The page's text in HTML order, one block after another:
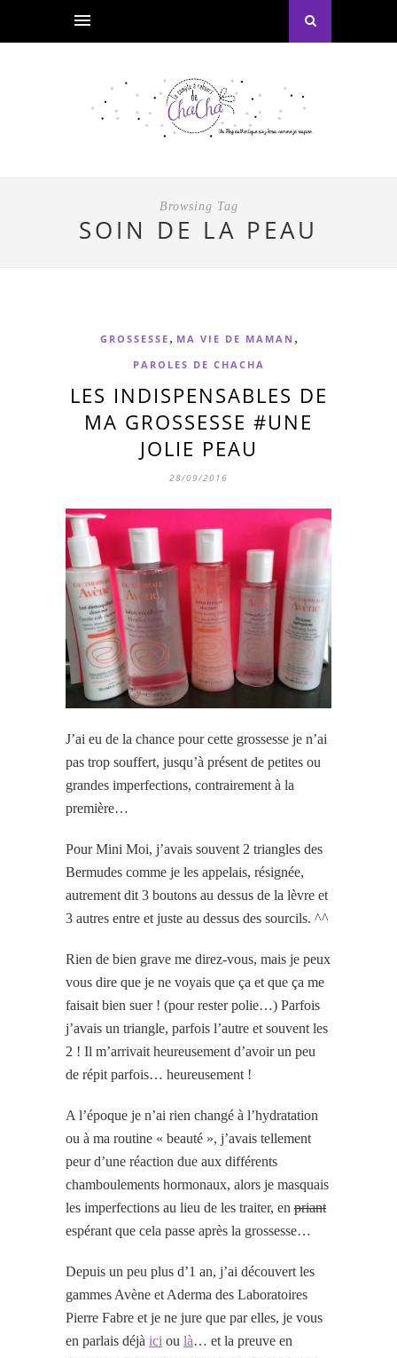
Browsing Tag
SOIN DE LA PEAU
GROSSESSE , MA VIE DE MAMAN ,
PAROLES DE CHACHA
LES INDISPENSABLES DE
MA GROSSESSE #UNE
JOLIE PEAU
28/09/2016
J’ai eu de la chance pour cette grossesse je n’ai
pas trop souffert, jusqu’à présent de petites ou
grandes imperfections, contrairement à la
première…
Pour Mini Moi, j’avais souvent 2 triangles des
Bermudes comme je les appelais, résignée,
autrement dit 3 boutons au dessus de la lèvre et
3 autres entre et juste au dessus des sourcils. ^^
Rien de bien grave me direz-vous, mais je peux
vous dire que je ne voyais que ça et que ça me
faisait bien suer ! (pour rester polie…) Parfois
j’avais un triangle, parfois l’autre et souvent les
2 ! Il m’arrivait heureusement d’avoir un peu
de répit parfois… heureusement !
A l’époque je n’ai rien changé à l’hydratation
ou à ma routine « beauté », j’avais tellement
peur d’une réaction due aux différents
chamboulements hormonaux, alors je masquais
les imperfections au lieu de les traiter, en priant
espérant que cela passe après la grossesse…
Depuis un peu plus d’1 an, j’ai découvert les
gammes Avène et Aderma des Laboratoires
Pierre Fabre et je ne jure que par elles, je vous
en parlais déjà ici ou là… et la preuve en